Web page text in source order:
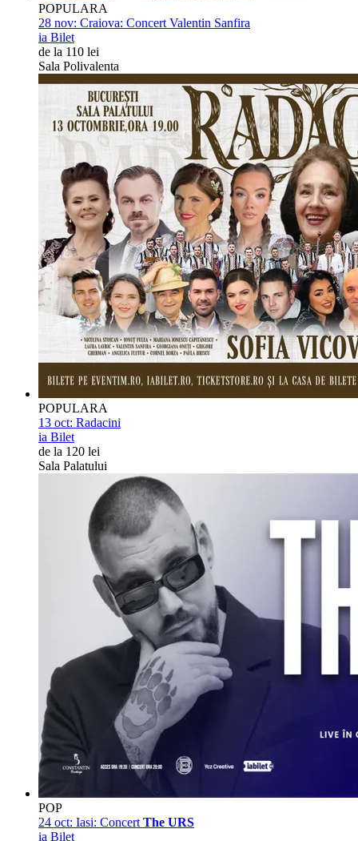
POPULARA
28 nov: Craiova: Concert Valentin Sanfira
ia Bilet
de la 110 lei
Sala Polivalenta
POPULARA
13 oct: Radacini
ia Bilet
de la 120 lei
Sala Palatului
POP
24 oct: Iasi: Concert The URS
ia Bilet